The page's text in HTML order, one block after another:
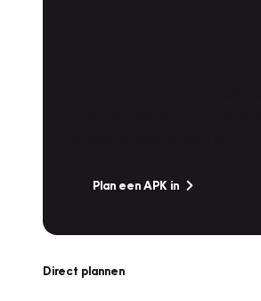
Plan een APK in
Direct plannen